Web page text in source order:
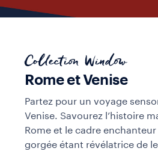
Collection Window
Rome et Venise
Partez pour un voyage
Venise. Savourez l’histoire
Rome et le cadre
gorgée étant révélatrice de